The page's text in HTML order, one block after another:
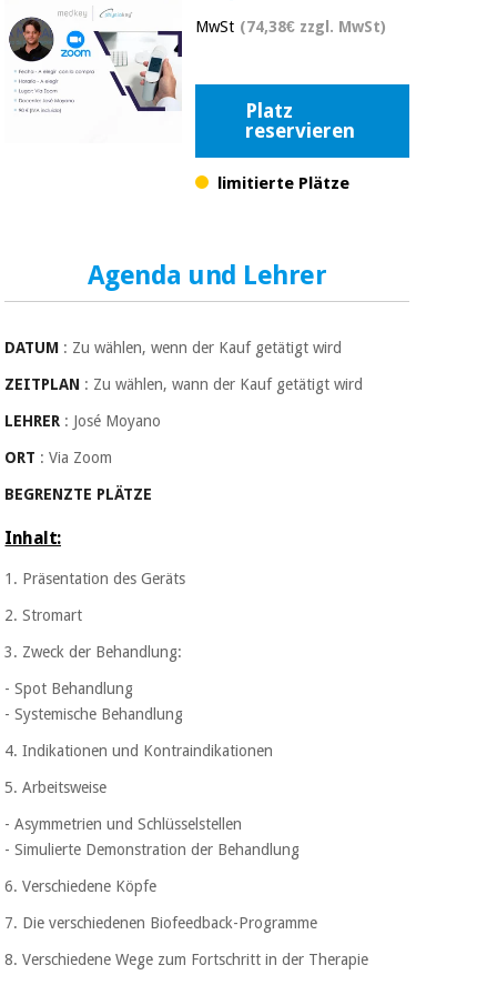
Angebote
Traditionelle
chinesische
medizin
Klinische
Essentielles
schutzmaterial
für
Aerobic,
und
Sport
spiele
Veterinärmedizin
Orthopädie
Chirurgische
instrumente
Nachricht
Tech
Medizinische
ausrüstung
Traditionelle
schränke
schutzmaterial
für
Aerobic,
fitness
pilates
Sport
und
spiele
Sanitärkleiderschränke
MwSt (74,38€ zzgl. MwSt)
Platz
reservieren
limitierte Plätze
Agenda und Lehrer
DATUM : Zu wählen, wenn der Kauf getätigt wird
ZEITPLAN : Zu wählen, wann der Kauf getätigt wird
LEHRER : José Moyano
ORT : Via Zoom
BEGRENZTE PLÄTZE
Inhalt:
1. Präsentation des Geräts
2. Stromart
3. Zweck der Behandlung:
- Spot Behandlung
- Systemische Behandlung
4. Indikationen und Kontraindikationen
5. Arbeitsweise
- Asymmetrien und Schlüsselstellen
- Simulierte Demonstration der Behandlung
6. Verschiedene Köpfe
7. Die verschiedenen Biofeedback-Programme
8. Verschiedene Wege zum Fortschritt in der Therapie